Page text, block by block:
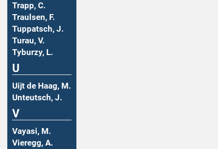
Trapp, C.
Traulsen, F.
Tuppatsch, J.
Turau, V.
Tyburzy, L.
U
Uijt de Haag, M.
Unteutsch, J.
V
Vayasi, M.
Vieregg, A.